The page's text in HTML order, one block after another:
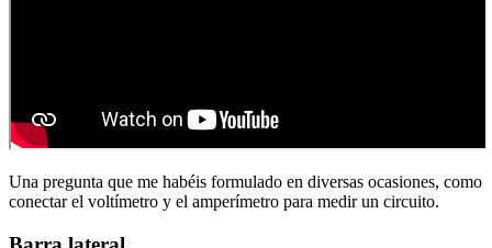
Una pregunta que me habéis formulado en diversas ocasiones, como
conectar el voltímetro y el amperímetro para medir un circuito.